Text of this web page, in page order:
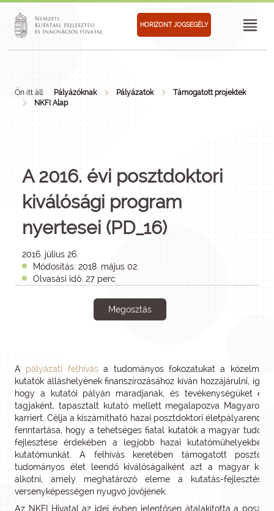
HORIZONT JOGSEGÉLY
Ön itt áll: Pályázóknak Pályázatok
Támogatott projektek
NKFI Alap
A 2016. évi posztdoktori
kiválósági program
nyertesei (PD_16)
2016. július 26.
Módosítás: 2018. május 02.
Olvasási idő: 27 perc
Megosztás
A pályázati felhívása tudományos fokozatukat a
kutatók álláshelyének finanszírozásához kíván hozzájárulni, így
hogy a kutatói pályán maradjanak, és tevékenységüket
tagjaként, tapasztalt kutató mellett megalapozva
karriert. Célja a kiszámítható hazai posztdoktori
fenntartása, hogy a tehetséges fiatal kutatók a magyar
fejlesztése érdekében a legjobb hazai kutatóműhelyekben
kutatómunkát. A felhívás keretében támogatott
tudományos élet leendő kiválóságaiként azt a magyar
alkotni, amely meghatározó eleme a kutatás-fejlesztés
versenyképességen nyugvó jövőjének.
Az NKFI Hivatal az idei évben jelentősen átalakította a